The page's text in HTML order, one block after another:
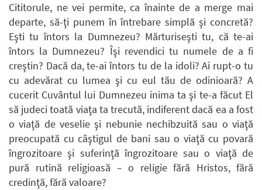
Cititorule, ne vei permite, ca înainte de a merge mai
departe, să-ţi punem în întrebare simplă şi concretă?
Eşti tu întors la Dumnezeu? Mărturiseşti tu, că te-ai
întors la Dumnezeu? Îşi revendici tu numele de a fi
creştin? Dacă da, te-ai întors tu de la idoli? Ai rupt-o tu
cu adevărat cu lumea şi cu eul tău de odinioară? A
cucerit Cuvântul lui Dumnezeu inima ta şi te-a făcut El
să judeci toată viaţa ta trecută, indiferent dacă ea a fost
o viaţă de veselie şi nebunie nechibzuită sau o viaţă
preocupată cu câştigul de bani sau o viaţă cu povară
îngrozitoare şi suferinţă îngrozitoare sau o viaţă de
pură rutină religioasă – o religie fără Hristos, fără
credinţă, fără valoare?